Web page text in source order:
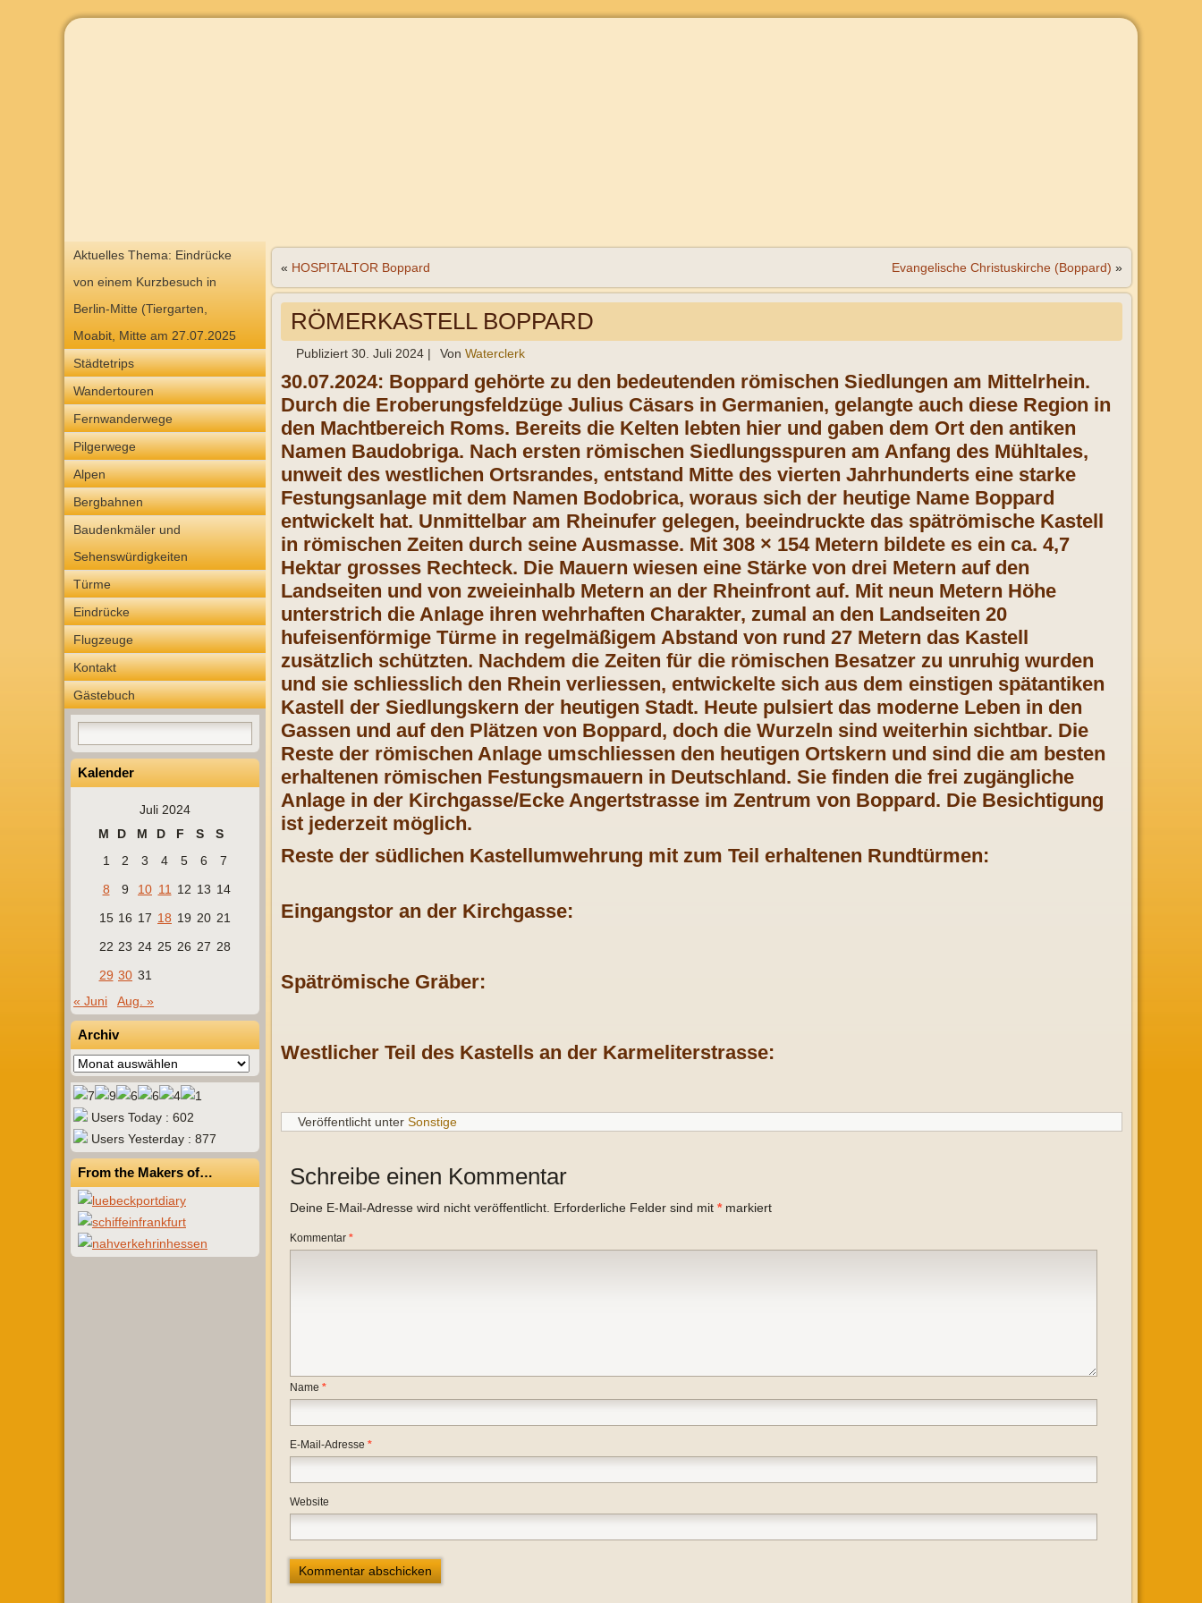
Aktuelles Thema: Eindrücke
von einem Kurzbesuch in
Berlin-Mitte (Tiergarten,
Moabit, Mitte am 27.07.2025
Städtetrips
Wandertouren
Fernwanderwege
Pilgerwege
Alpen
Bergbahnen
Baudenkmäler und
Sehenswürdigkeiten
Türme
Eindrücke
Flugzeuge
Kontakt
Gästebuch
Kalender
Juli 2024
M
D M D F S
S
1
2 3 4 5 6
7
8
9 10 11 12 13 14
15 16 17 18 19 20 21
22 23 24 25 26 27 28
29 30 31
« Juni
Aug. »
Archiv
Archiv
Users Today : 602
Users Yesterday : 877
From the Makers of…
« HOSPITALTOR Boppard Evangelische Christuskirche (Boppard) »
RÖMERKASTELL BOPPARD
Publiziert 30. Juli 2024 | Von Waterclerk
30.07.2024: Boppard gehörte zu den bedeutenden römischen Siedlungen am Mittelrhein.
Durch die Eroberungsfeldzüge Julius Cäsars in Germanien, gelangte auch diese Region in
den Machtbereich Roms. Bereits die Kelten lebten hier und gaben dem Ort den antiken
Namen Baudobriga. Nach ersten römischen Siedlungsspuren am Anfang des Mühltales,
unweit des westlichen Ortsrandes, entstand Mitte des vierten Jahrhunderts eine starke
Festungsanlage mit dem Namen Bodobrica, woraus sich der heutige Name Boppard
entwickelt hat. Unmittelbar am Rheinufer gelegen, beeindruckte das spätrömische Kastell
in römischen Zeiten durch seine Ausmasse. Mit 308 × 154 Metern bildete es ein ca. 4,7
Hektar grosses Rechteck. Die Mauern wiesen eine Stärke von drei Metern auf den
Landseiten und von zweieinhalb Metern an der Rheinfront auf. Mit neun Metern Höhe
unterstrich die Anlage ihren wehrhaften Charakter, zumal an den Landseiten 20
hufeisenförmige Türme in regelmäßigem Abstand von rund 27 Metern das Kastell
zusätzlich schützten. Nachdem die Zeiten für die römischen Besatzer zu unruhig wurden
und sie schliesslich den Rhein verliessen, entwickelte sich aus dem einstigen spätantiken
Kastell der Siedlungskern der heutigen Stadt. Heute pulsiert das moderne Leben in den
Gassen und auf den Plätzen von Boppard, doch die Wurzeln sind weiterhin sichtbar. Die
Reste der römischen Anlage umschliessen den heutigen Ortskern und sind die am besten
erhaltenen römischen Festungsmauern in Deutschland. Sie finden die frei zugängliche
Anlage in der Kirchgasse/Ecke Angertstrasse im Zentrum von Boppard. Die Besichtigung
ist jederzeit möglich.
Reste der südlichen Kastellumwehrung mit zum Teil erhaltenen Rundtürmen:
Eingangstor an der Kirchgasse:
Spätrömische Gräber:
Westlicher Teil des Kastells an der Karmeliterstrasse:
Veröffentlicht unter Sonstige
Schreibe einen Kommentar
Deine E-Mail-Adresse wird nicht veröffentlicht. Erforderliche Felder sind mit *markiert
Kommentar *
Name *
E-Mail-Adresse *
Website